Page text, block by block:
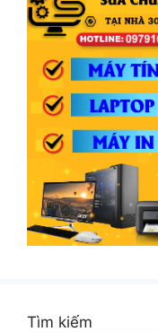
Tìm kiếm